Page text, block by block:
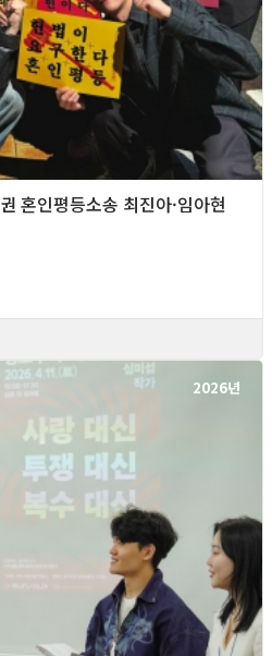
혼인평등소송 최진아·임아현
2026년